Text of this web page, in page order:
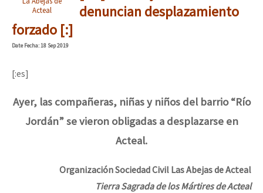
Acteal
denuncian desplazamiento
forzado [:]
DateFecha: 18 Sep 2019
[:es]
Ayer, las compañeras, niñas y niños del barrio “Río
Jordán” se vieron obligadas a desplazarse en
Acteal.
Organización Sociedad Civil Las Abejas de Acteal
Tierra Sagrada de los Mártires de Acteal